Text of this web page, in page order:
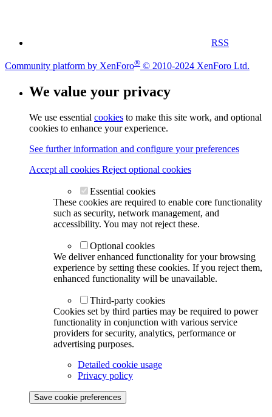
RSS
Community platform by XenForo® © 2010-2024 XenForo Ltd.
We value your privacy
We use essential cookies to make this site work, and optional
cookies to enhance your experience.
See further information and configure your preferences
Accept all cookies Reject optional cookies
Essential cookies
These cookies are required to enable core functionality
such as security, network management, and
accessibility. You may not reject these.
Optional cookies
We deliver enhanced functionality for your browsing
experience by setting these cookies. If you reject them,
enhanced functionality will be unavailable.
Third-party cookies
Cookies set by third parties may be required to power
functionality in conjunction with various service
providers for security, analytics, performance or
advertising purposes.
Detailed cookie usage
Privacy policy
Save cookie preferences